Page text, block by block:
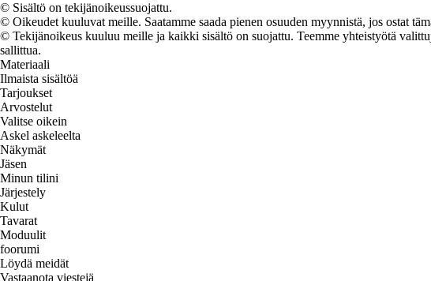
© Sisältö on tekijänoikeussuojattu.
© Oikeudet kuuluvat meille. Saatamme saada pienen osuuden myynnistä, jos ostat
© Tekijänoikeus kuuluu meille ja kaikki sisältö on suojattu. Teemme yhteistyötä
sallittua.
Materiaali
Ilmaista sisältöä
Tarjoukset
Arvostelut
Valitse oikein
Askel askeleelta
Näkymät
Jäsen
Minun tilini
Järjestely
Kulut
Tavarat
Moduulit
foorumi
Löydä meidät
Vastaanota viestejä